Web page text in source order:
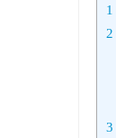
1
2
3